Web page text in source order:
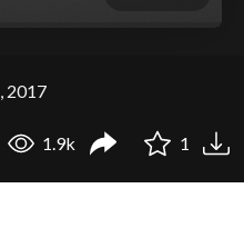
2017
1.9k 1